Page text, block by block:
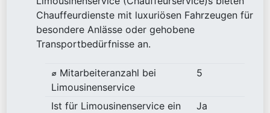
Chauffeurdienste mit luxuriösen Fahrzeugen für
besondere Anlässe oder gehobene
Transportbedürfnisse an.
⌀ Mitarbeiteranzahl bei
Limousinenservice
5
Ist für Limousinenservice ein
Ja